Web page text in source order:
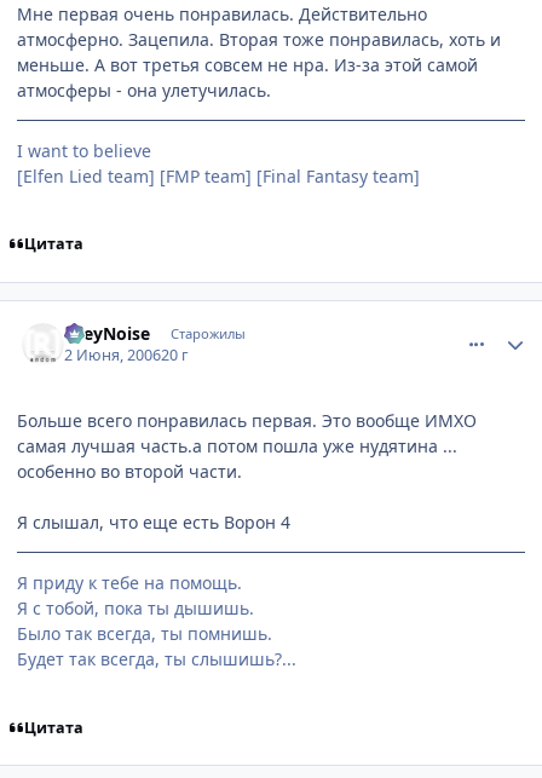
Мне первая очень понравилась. Действительно
атмосферно. Зацепила. Вторая тоже понравилась, хоть и
меньше. А вот третья совсем не нра. Из-за этой самой
атмосферы - она улетучилась.
I want to believe
[Elfen Lied team] [FMP team] [Final Fantasy team]
Цитата
GreyNoise Старожилы
2 Июня, 200620 г
Больше всего понравилась первая. Это вообще ИМХО
самая лучшая часть.а потом пошла уже нудятина ...
особенно во второй части.
Я слышал, что еще есть Ворон 4
Я приду к тебе на помощь.
Я с тобой, пока ты дышишь.
Было так всегда, ты помнишь.
Будет так всегда, ты слышишь?...
Цитата